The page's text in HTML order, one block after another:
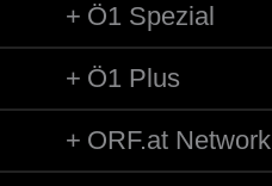
Ö1 Spezial
Ö1 Plus
ORF.at Network